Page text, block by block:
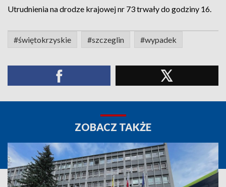
Utrudnienia na drodze krajowej nr 73 trwały do godziny 16.
#świętokrzyskie #szczeglin #wypadek
ZOBACZ TAKŻE